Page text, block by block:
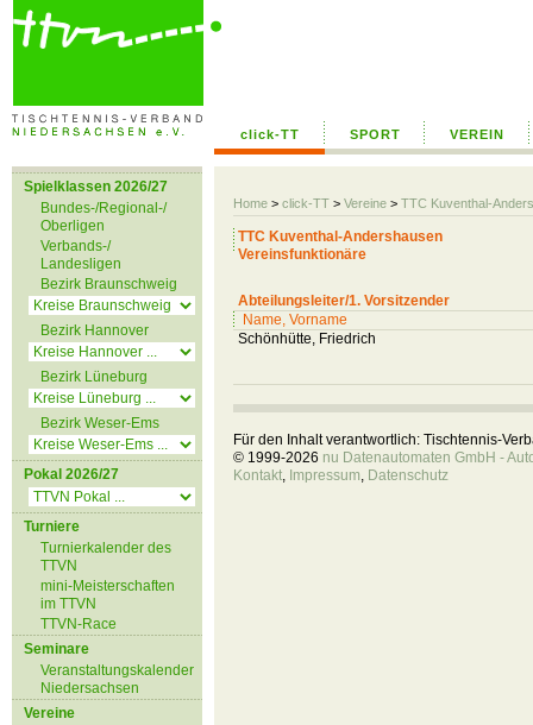
click-TT SPORT VEREIN
Home > click-TT > Vereine > TTC Kuventhal-
Spielklassen 2026/27
Bundes-/Regional-/
Oberligen
Verbands-/
Landesligen
Bezirk Braunschweig
Bezirk Hannover
Bezirk Lüneburg
Bezirk Weser-Ems
Pokal 2026/27
Turniere
Turnierkalender des
TTVN
mini-Meisterschaften
im TTVN
TTVN-Race
Seminare
Veranstaltungskalender
Niedersachsen
Vereine
TTC Kuventhal-Andershausen
Vereinsfunktionäre
Abteilungsleiter/1. Vorsitzender
Name, Vorname
Schönhütte, Friedrich
Für den Inhalt verantwortlich: Tischtennis-
© 1999-2026 nu Datenautomaten GmbH -
Kontakt, Impressum, Datenschutz